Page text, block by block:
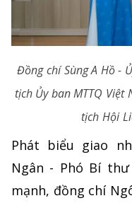
Đồng chí Sùng A Hồ -
tịch Ủy ban MTTQ
tịch Hội
Phát biểu giao
Ngân - Phó Bí
mạnh, đồng chí